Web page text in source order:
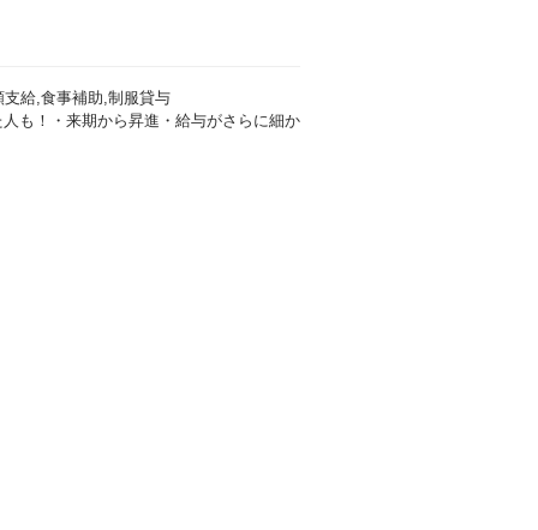
給,食事補助,制服貸与
も！・来期から昇進・給与がさらに細か